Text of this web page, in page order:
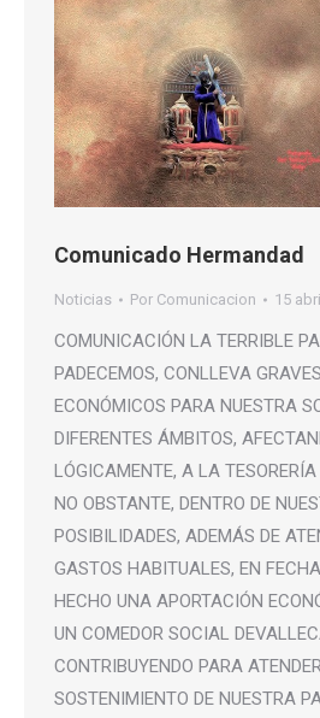
Comunicado Hermandad
Noticias Por Comunicacion 15
COMUNICACIÓN LA TERRIBLE
PADECEMOS, CONLLEVA
ECONÓMICOS PARA NUESTRA
DIFERENTES ÁMBITOS,
LÓGICAMENTE, A LA
NO OBSTANTE, DENTRO DE
POSIBILIDADES, ADEMÁS DE
GASTOS HABITUALES, EN
HECHO UNA APORTACIÓN
UN COMEDOR SOCIAL
CONTRIBUYENDO PARA
SOSTENIMIENTO DE NUESTRA